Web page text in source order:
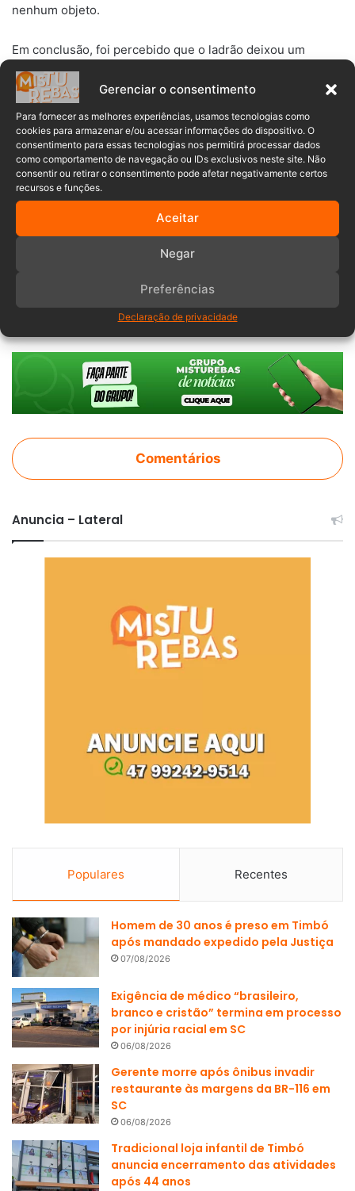
Gerenciar o consentimento
Para fornecer as melhores experiências, usamos tecnologias como
cookies para armazenar e/ou acessar informações do dispositivo. O
consentimento para essas tecnologias nos permitirá processar dados
como comportamento de navegação ou IDs exclusivos neste site. Não
consentir ou retirar o consentimento pode afetar negativamente certos
recursos e funções.
Aceitar
Negar
Preferências
Declaração de privacidade
nenhum objeto.
Em conclusão, foi percebido que o ladrão deixou um
celular Nokia preto no local dos fatos. A guarnição lavrou o
respectivo Boletim de Ocorrência Policial, para que as
medidas investigativas cabíveis sejam tomadas pelos
órgãos competentes.
Comentários
Anuncia – Lateral
Populares Recentes
Homem de 30 anos é preso em Timbó
após mandado expedido pela Justiça
07/08/2026
Exigência de médico “brasileiro,
branco e cristão” termina em processo
por injúria racial em SC
06/08/2026
Gerente morre após ônibus invadir
restaurante às margens da BR-116 em
SC
06/08/2026
Tradicional loja infantil de Timbó
anuncia encerramento das atividades
após 44 anos